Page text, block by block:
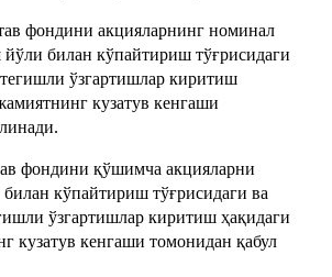
фондини акцияларнинг номинал
билан кўпайтириш тўғрисидаги
ўзгартишлар киритиш
кузатув кенгаши
фондини қўшимча акцияларни
кўпайтириш тўғрисидаги ва
ўзгартишлар киритиш ҳақидаги
кузатув кенгаши томонидан қабул